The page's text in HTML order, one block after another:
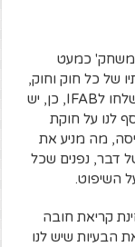
כמעט
של כל חוק וחוק,
נציע שינויים (שבתקווה גם יתורגמו לאנגלית ויישלחו לIFAB, כן, יש
לנו על חוקת
מה מניע את
דבר, נפנים שכל
השיפוט.
קריאת חובה
הבעיות שיש לנו